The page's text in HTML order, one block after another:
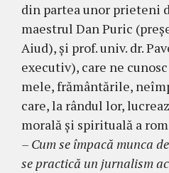
din partea unor prieteni
maestrul Dan Puric
Aiud), şi prof. univ. dr.
executiv), care ne
mele, frământările,
care, la rândul lor,
morală şi spirituală a
– Cum se împacă munca
se practică un jurnalism